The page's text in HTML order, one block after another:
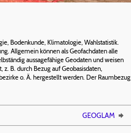
Bodenkunde, Klimatologie, Wahlstatistik.
Allgemein können als Geofachdaten alle
aussagefähige Geodaten und weisen
B. durch Bezug auf Geobasisdaten,
o. Ä. hergestellt werden. Der Raumbezug
GEOGLAM